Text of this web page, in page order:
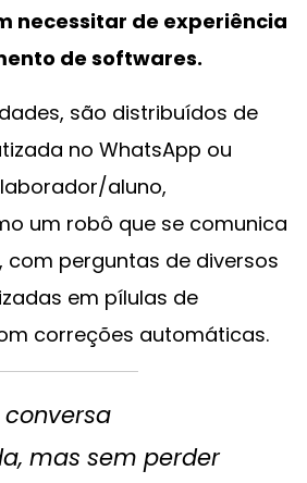
necessitar de experiência
de softwares.
são distribuídos de
no WhatsApp ou
aluno,
um robô que se comunica
com perguntas de diversos
em pílulas de
correções automáticas.
conversa
mas sem perder